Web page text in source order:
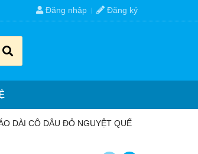
Đăng nhập Đăng ký
DÀI CÔ DÂU ĐỎ NGUYỆT QUẾ